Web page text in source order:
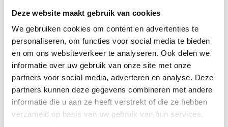
Deze website maakt gebruik van cookies
We gebruiken cookies om content en advertenties te
personaliseren, om functies voor social media te bieden
en om ons websiteverkeer te analyseren. Ook delen we
informatie over uw gebruik van onze site met onze
partners voor social media, adverteren en analyse. Deze
partners kunnen deze gegevens combineren met andere
informatie die u aan ze heeft verstrekt of die ze hebben
verzameld op basis van uw gebruik van hun services.